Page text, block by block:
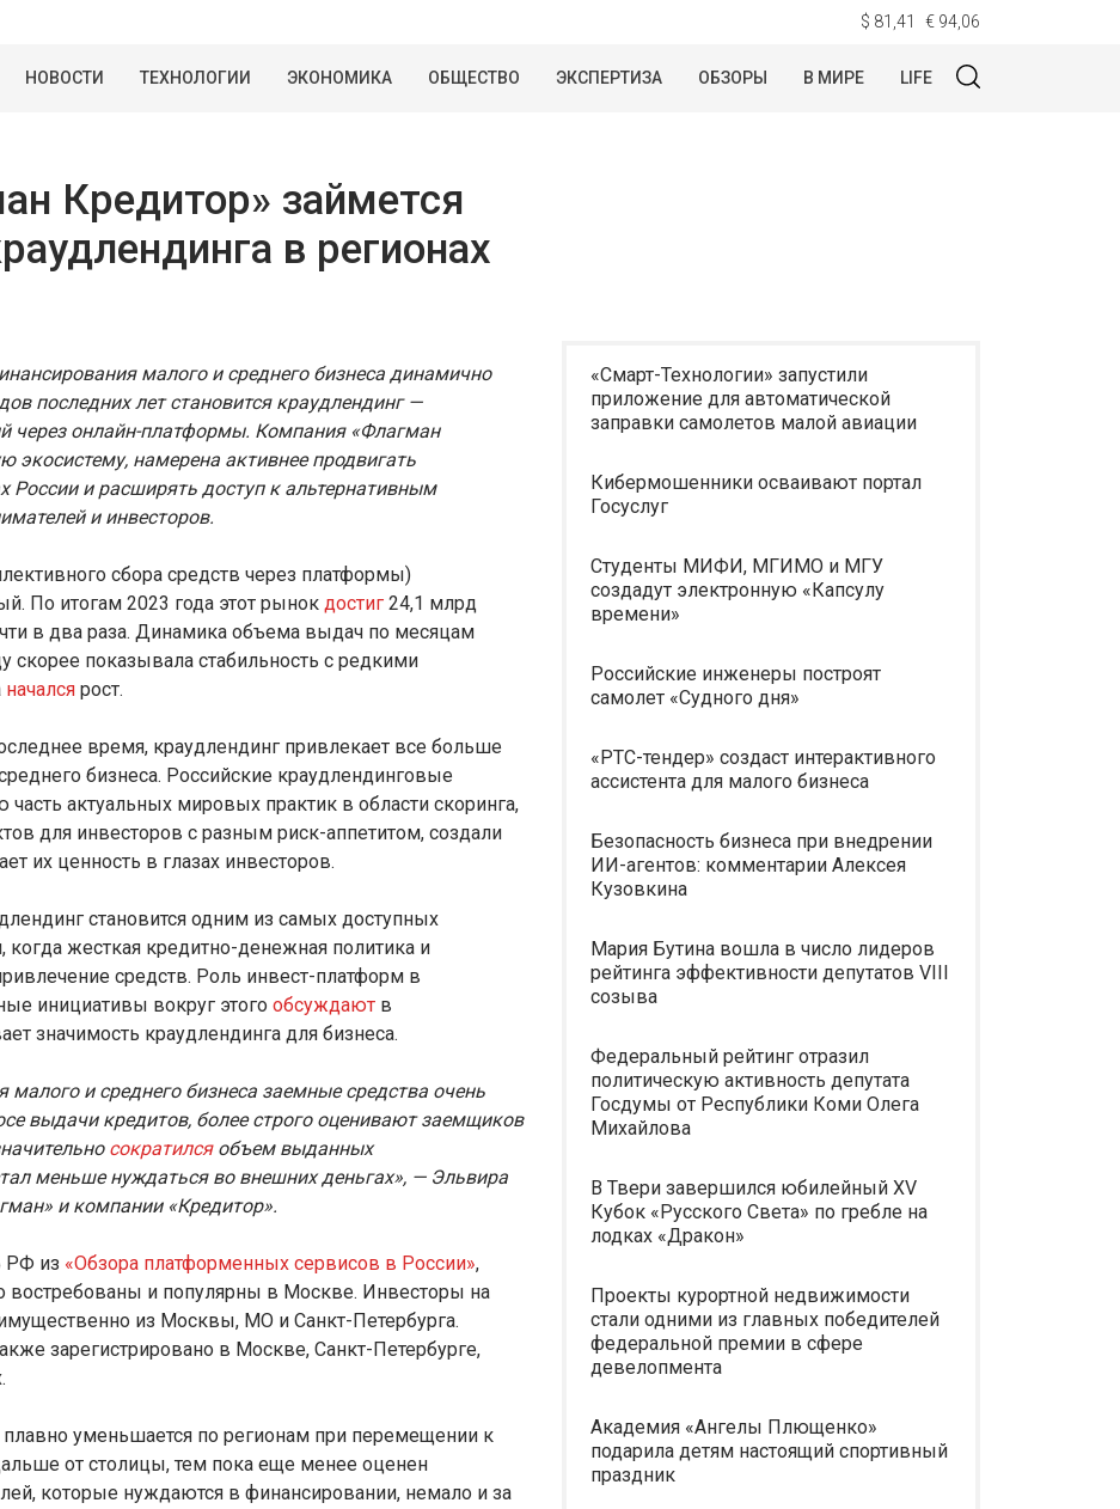
$ 81,41 € 94,06
НОВОСТИ ТЕХНОЛОГИИ ЭКОНОМИКА ОБЩЕСТВО ЭКСПЕРТИЗА ОБЗОРЫ В МИРЕ LIFE
Кредитор» займется
в регионах
малого и среднего бизнеса динамично
последних лет становится краудлендинг —
через онлайн-платформы. Компания «Флагман
экосистему, намерена активнее продвигать
России и расширять доступ к альтернативным
и инвесторов.
сбора средств через платформы)
По итогам 2023 года этот рынок достиг 24,1 млрд
в два раза. Динамика объема выдач по месяцам
скорее показывала стабильность с редкими
начался рост.
время, краудлендинг привлекает все больше
бизнеса. Российские краудлендинговые
актуальных мировых практик в области скоринга,
для инвесторов с разным риск-аппетитом, создали
их ценность в глазах инвесторов.
становится одним из самых доступных
жесткая кредитно-денежная политика и
средств. Роль инвест-платформ в
инициативы вокруг этого обсуждают в
значимость краудлендинга для бизнеса.
и среднего бизнеса заемные средства очень
выдачи кредитов, более строго оценивают заемщиков
сократилсяобъем выданных
меньше нуждаться во внешних деньгах», — Эльвира
и компании «Кредитор».
РФ из «Обзора платформенных сервисов в России»,
востребованы и популярны в Москве. Инвесторы на
из Москвы, МО и Санкт-Петербурга.
зарегистрировано в Москве, Санкт-Петербурге,
уменьшается по регионам при перемещении к
от столицы, тем пока еще менее оценен
которые нуждаются в финансировании, немало и за
«Смарт-Технологии» запустили
приложение для автоматической
заправки самолетов малой авиации
Кибермошенники осваивают портал
Госуслуг
Студенты МИФИ, МГИМО и МГУ
создадут электронную «Капсулу
времени»
Российские инженеры построят
самолет «Судного дня»
«РТС-тендер» создаст интерактивного
ассистента для малого бизнеса
Безопасность бизнеса при внедрении
ИИ-агентов: комментарии Алексея
Кузовкина
Мария Бутина вошла в число лидеров
рейтинга эффективности депутатов VIII
созыва
Федеральный рейтинг отразил
политическую активность депутата
Госдумы от Республики Коми Олега
Михайлова
В Твери завершился юбилейный XV
Кубок «Русского Света» по гребле на
лодках «Дракон»
Проекты курортной недвижимости
стали одними из главных победителей
федеральной премии в сфере
девелопмента
Академия «Ангелы Плющенко»
подарила детям настоящий спортивный
праздник